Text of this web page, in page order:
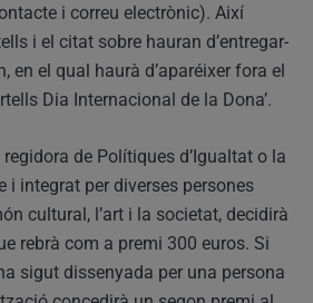
i correu electrònic). Així
i el citat sobre hauran d’entregar-
en el qual haurà d’aparéixer fora el
Dia Internacional de la Dona’.
de Polítiques d’Igualtat o la
i integrat per diverses persones
cultural, l’art i la societat, decidirà
rebrà com a premi 300 euros. Si
sigut dissenyada per una persona